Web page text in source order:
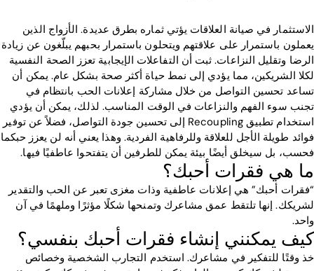
الاستثمار في صيانة العلاقات يؤتي ثماره بطرق عديدة. الأزواج الذين
يعملون باستمرار على علاقتهم ويتحلون باستمرار بحبهم يبلّغون عن زيادة
الرضا وتقليل النزاعات. ثبت أن التفاعلات الإيجابية تعزز الصحة النفسية
لكلا الشريكين، مما يؤدي إلى نمط حياة أكثر صحة بشكل عام. يمكن أن
تساعد تحسين التواصل من خلال مشاركة إعلانات الحب بانتظام في
تجنب سوء الفهم والنزاعات في الوقت المناسب. لذلك، يمكن أن يؤدي
استخدام تطبيق Recoupling إلى تحسين جودة التواصل، فضلاً عن توفير
فوائد طويلة الأجل للعلاقة وللرفاهية الفردية. وهذا يعني أنه لن يعزز حبكما
فحسب، بل سيخلق أيضًا بيئة يمكن للطرفين أن يتفتحوا عاطفيًا فيها.
ما هي فقرات أحبك؟
“فقرات أحبك” هي إعلانات عاطفية وذات مغزى تعبر عن الحب والتقدير
لشريكك. إنها تلتقط عمق مشاعرك وتمنحها شكلًا مؤثرًا وملهمًا في آن
واحد.
كيف يمكنني إنشاء فقرات أحبك بنفسي؟
خذ وقتًا للتفكير في مشاعرك. استخدم التجارب الشخصية وخصائص